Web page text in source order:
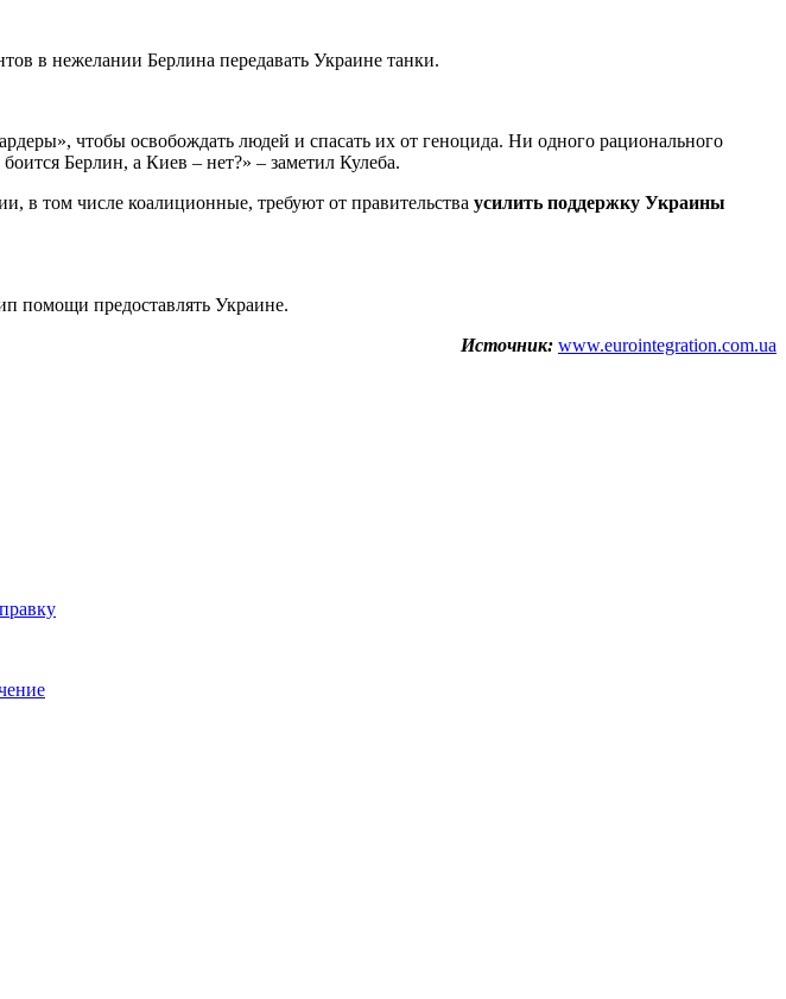
в нежелании Берлина передавать Украине танки.
чтобы освобождать людей и спасать их от геноцида. Ни одного рационального
Берлин, а Киев – нет?» – заметил Кулеба.
в том числе коалиционные, требуют от правительства усилить поддержку Украины
помощи предоставлять Украине.
Источник: www.eurointegration.com.ua